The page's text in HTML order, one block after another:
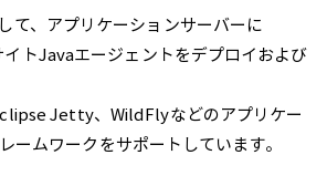
て、アプリケーションサーバーに
トJavaエージェントをデプロイおよび
Jetty、WildFlyなどのアプリケー
ームワークをサポートしています。